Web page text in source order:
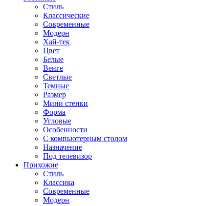
Стиль
Классические
Современные
Модерн
Хай-тек
Цвет
Белые
Венге
Светлые
Темные
Размер
Мини стенки
Форма
Угловые
Особенности
С компьютерным столом
Назначение
Под телевизор
Прихожие
Стиль
Классика
Современные
Модерн